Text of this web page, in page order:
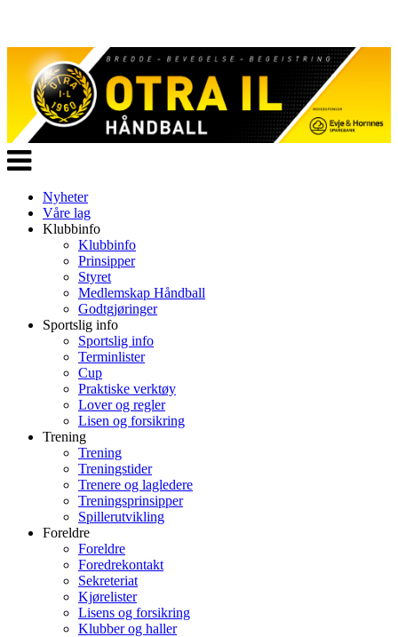
Veksle
navigasjon
Nyheter
Våre lag
Klubbinfo
Klubbinfo
Prinsipper
Styret
Medlemskap Håndball
Godtgjøringer
Sportslig info
Sportslig info
Terminlister
Cup
Praktiske verktøy
Lover og regler
Lisen og forsikring
Trening
Trening
Treningstider
Trenere og lagledere
Treningsprinsipper
Spillerutvikling
Foreldre
Foreldre
Foredrekontakt
Sekreteriat
Kjørelister
Lisens og forsikring
Klubber og haller